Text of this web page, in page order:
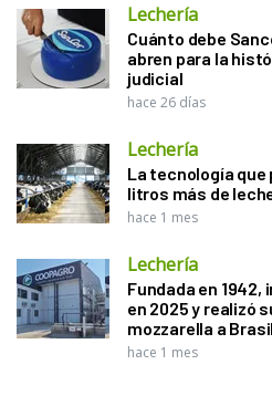
Lechería
Cuánto debe
abren para la
judicial
hace 26 días
Lechería
La tecnología que
litros más de
hace 1 mes
Lechería
Fundada en
en 2025 y realizó
mozzarella a Brasil
hace 1 mes